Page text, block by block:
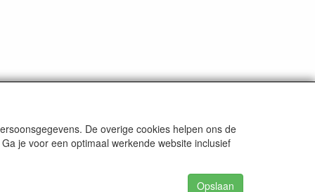
De overige cookies helpen ons de
je voor een optimaal werkende website inclusief
Opslaan